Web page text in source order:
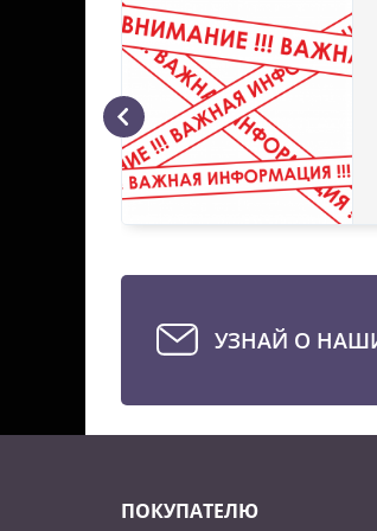
УЗНАЙ О
ПОКУПАТЕЛЮ